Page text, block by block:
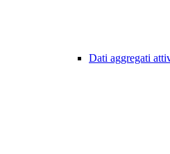
Dati aggregati